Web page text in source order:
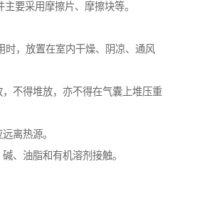
要采用摩擦片、摩擦块等。
时，放置在室内干燥、阴凉、通风
不得堆放，亦不得在气囊上堆压重
离热源。
、油脂和有机溶剂接触。